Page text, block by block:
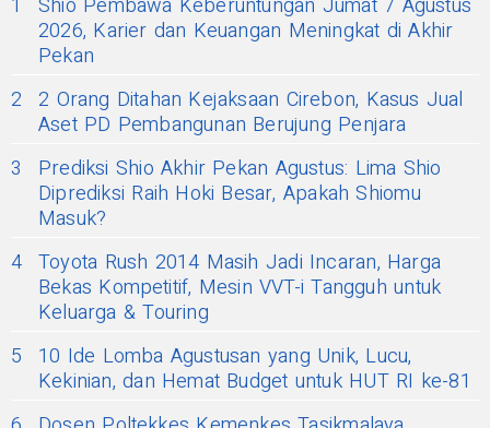
1
Shio Pembawa Keberuntungan Jumat 7 Agustus
2026, Karier dan Keuangan Meningkat di Akhir
Pekan
2 2 Orang Ditahan Kejaksaan Cirebon, Kasus Jual
Aset PD Pembangunan Berujung Penjara
3
Prediksi Shio Akhir Pekan Agustus: Lima Shio
Diprediksi Raih Hoki Besar, Apakah Shiomu
Masuk?
4 Toyota Rush 2014 Masih Jadi Incaran, Harga
Bekas Kompetitif, Mesin VVT-i Tangguh untuk
Keluarga & Touring
5
10 Ide Lomba Agustusan yang Unik, Lucu,
Kekinian, dan Hemat Budget untuk HUT RI ke-81